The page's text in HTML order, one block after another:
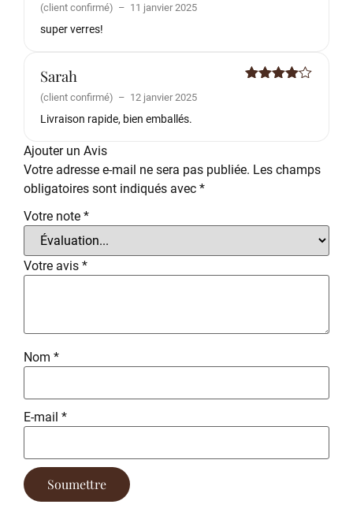
(client confirmé) – 11 janvier 2025
super verres!
Sarah
(client confirmé) – 12 janvier 2025
Livraison rapide, bien emballés.
Ajouter un Avis
Votre adresse e-mail ne sera pas publiée. Les champs
obligatoires sont indiqués avec *
Votre note *
Votre avis *
Nom *
E-mail *